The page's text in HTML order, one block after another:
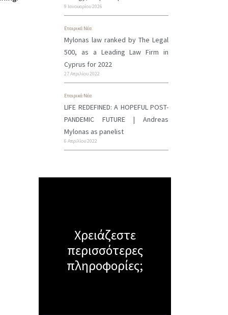
9 Ιανουαρίου 2026
Εταιρικά Νέα
Mylonas law ranked by The Legal
500, as a Leading Law Firm in
Cyprus for 2022
27 Απριλίου 2022
Εταιρικά Νέα
LIFE REDEFINED: A HOPEFUL POST-
PANDEMIC FUTURE | Andreas
Mylonas as panelist
6 Απριλίου 2022
Χρειάζεστε
περισσότερες
πληροφορίες;